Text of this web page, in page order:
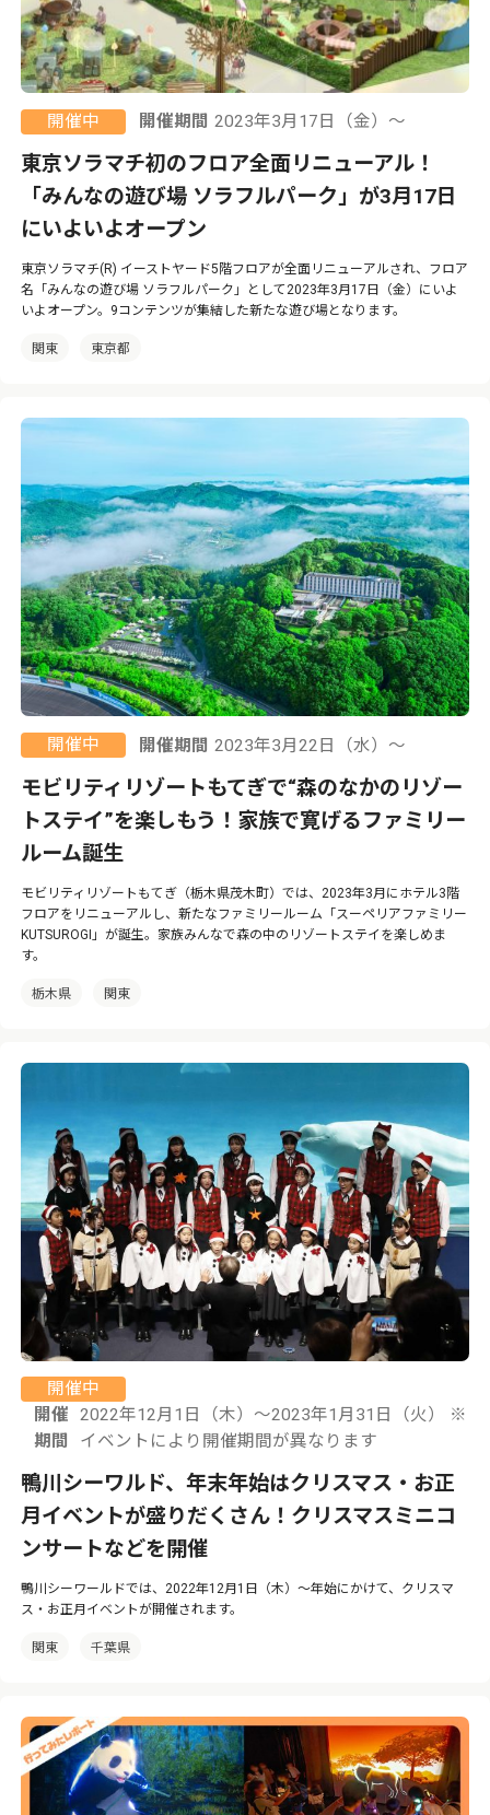
開催中 開催期間 2023年3月17日（金）〜
東京ソラマチ初のフロア全面リニューアル！
「みんなの遊び場 ソラフルパーク」が3月17日
にいよいよオープン
東京ソラマチ(R) イーストヤード5階フロアが全面リニューアルされ、フロア
名「みんなの遊び場 ソラフルパーク」として2023年3月17日（金）にいよ
いよオープン。9コンテンツが集結した新たな遊び場となります。
関東 東京都
開催中 開催期間 2023年3月22日（水）〜
モビリティリゾートもてぎで“森のなかのリゾー
トステイ”を楽しもう！家族で寛げるファミリー
ルーム誕生
モビリティリゾートもてぎ（栃木県茂木町）では、2023年3月にホテル3階
フロアをリニューアルし、新たなファミリールーム「スーペリアファミリー
KUTSUROGI」が誕生。家族みんなで森の中のリゾートステイを楽しめま
す。
栃木県 関東
開催中
開催
期間
2022年12月1日（木）〜2023年1月31日（火） ※
イベントにより開催期間が異なります
鴨川シーワルド、年末年始はクリスマス・お正
月イベントが盛りだくさん！クリスマスミニコ
ンサートなどを開催
鴨川シーワールドでは、2022年12月1日（木）〜年始にかけて、クリスマ
ス・お正月イベントが開催されます。
関東 千葉県